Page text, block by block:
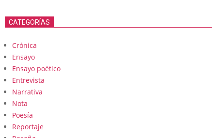
CATEGORÍAS
Crónica
Ensayo
Ensayo poético
Entrevista
Narrativa
Nota
Poesía
Reportaje